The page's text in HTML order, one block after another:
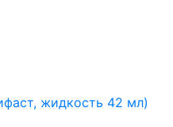
жидкость 42 мл)